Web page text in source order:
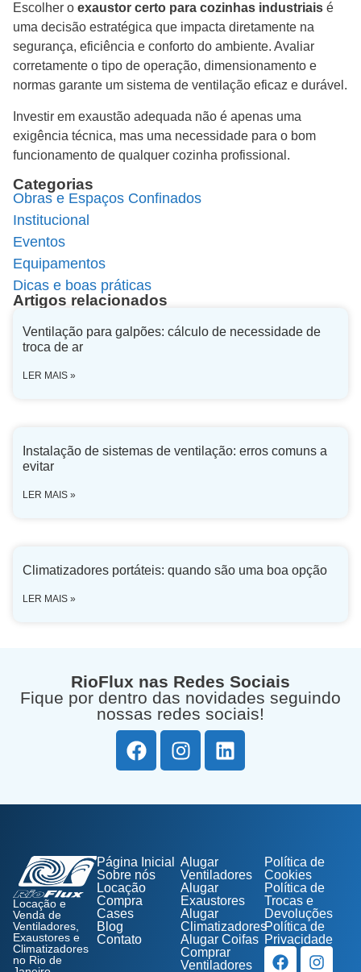
Escolher o exaustor certo para cozinhas industriais é
uma decisão estratégica que impacta diretamente na
segurança, eficiência e conforto do ambiente. Avaliar
corretamente o tipo de operação, dimensionamento e
normas garante um sistema de ventilação eficaz e durável.
Investir em exaustão adequada não é apenas uma
exigência técnica, mas uma necessidade para o bom
funcionamento de qualquer cozinha profissional.
Categorias
Obras e Espaços Confinados
Institucional
Eventos
Equipamentos
Dicas e boas práticas
Artigos relacionados
Ventilação para galpões: cálculo de necessidade de
troca de ar
LER MAIS »
Instalação de sistemas de ventilação: erros comuns a
evitar
LER MAIS »
Climatizadores portáteis: quando são uma boa opção
LER MAIS »
RioFlux nas Redes Sociais
Fique por dentro das novidades seguindo
nossas redes sociais!
Locação e
Venda de
Ventiladores,
Exaustores e
Climatizadores
no Rio de
Página Inicial
Sobre nós
Locação
Compra
Cases
Blog
Contato
Alugar
Ventiladores
Alugar
Exaustores
Alugar
Climatizadores
Alugar Coifas
Comprar
Ventiladores
Política de
Cookies
Política de
Trocas e
Devoluções
Política de
Privacidade